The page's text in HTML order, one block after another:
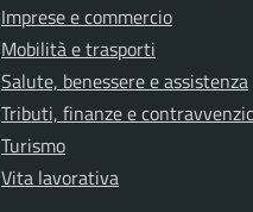
Imprese e commercio
Mobilità e trasporti
Salute, benessere e assistenza
Tributi, finanze e
Turismo
Vita lavorativa